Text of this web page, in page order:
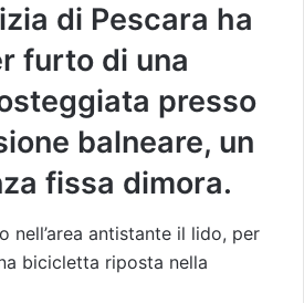
di Pescara ha
furto di una
presso
balneare, un
fissa dimora.
nell’area antistante il lido, per
bicicletta riposta nella